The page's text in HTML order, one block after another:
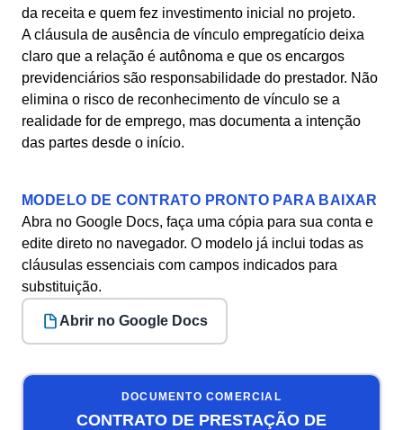
da receita e quem fez investimento inicial no projeto.
A cláusula de ausência de vínculo empregatício deixa
claro que a relação é autônoma e que os encargos
previdenciários são responsabilidade do prestador. Não
elimina o risco de reconhecimento de vínculo se a
realidade for de emprego, mas documenta a intenção
das partes desde o início.
MODELO DE CONTRATO PRONTO PARA BAIXAR
Abra no Google Docs, faça uma cópia para sua conta e
edite direto no navegador. O modelo já inclui todas as
cláusulas essenciais com campos indicados para
substituição.
Abrir no Google Docs
DOCUMENTO COMERCIAL
CONTRATO DE PRESTAÇÃO DE